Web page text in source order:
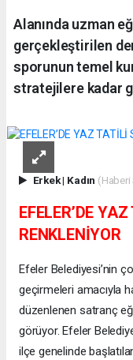
Alanında uzman
gerçekleştirilen
sporunun temel
stratejilere kadar
Erkek| Kadın (Haberi
EFELER’DE
RENKLENİYOR
Efeler Belediyesi’nin
geçirmeleri amacıyla
düzenlenen satranç
görüyor. Efeler
ilçe genelinde